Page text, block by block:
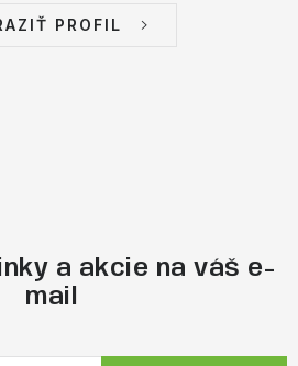
PROFIL
a akcie na váš e-
mail